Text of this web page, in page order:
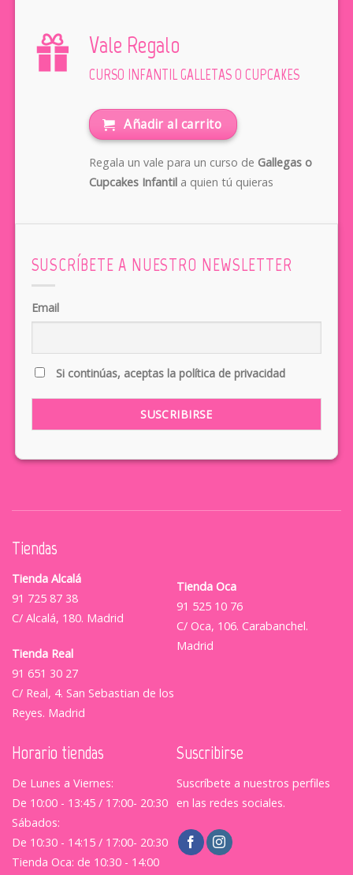
Vale Regalo
CURSO INFANTIL GALLETAS O CUPCAKES
Añadir al carrito
Regala un vale para un curso de Gallegas o
Cupcakes Infantila quien tú quieras
SUSCRÍBETE A NUESTRO NEWSLETTER
Email
Si continúas, aceptas la política de privacidad
Tiendas
Tienda Alcalá
91 725 87 38
C/ Alcalá, 180. Madrid
Tienda Real
91 651 30 27
C/ Real, 4. San Sebastian de los
Reyes. Madrid
Tienda Oca
91 525 10 76
C/ Oca, 106. Carabanchel.
Madrid
Horario tiendas
De Lunes a Viernes:
De 10:00 - 13:45 / 17:00- 20:30
Sábados:
De 10:30 - 14:15 / 17:00- 20:30
Tienda Oca: de 10:30 - 14:00
Suscribirse
Suscríbete a nuestros perfiles
en las redes sociales.